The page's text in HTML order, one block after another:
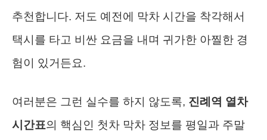
추천합니다. 저도 예전에 막차 시간을 착각해서
택시를 타고 비싼 요금을 내며 귀가한 아찔한 경
험이 있거든요.
여러분은 그런 실수를 하지 않도록, 진례역 열차
시간표의 핵심인 첫차 막차 정보를 평일과 주말